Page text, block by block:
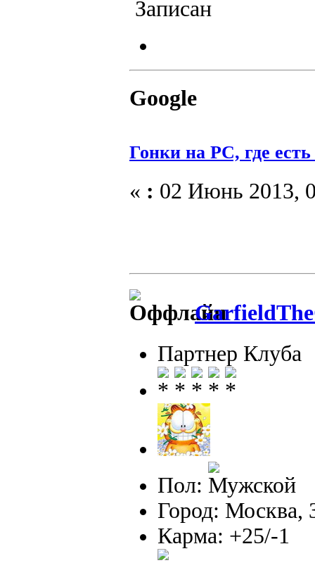
Записан
Google
Гонки на PC, где
« : 02 Июнь 2013,
Партнер Клуба
Пол:
Город: Москва,
Карма: +25/-1